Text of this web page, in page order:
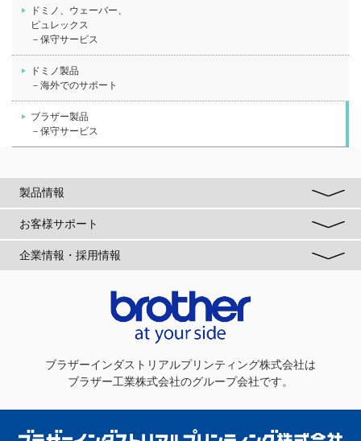
ドミノ、ウェーバー、
ピュレックス
－保守サービス
ドミノ製品
－海外でのサポート
ブラザー製品
－保守サービス
製品情報
お客様サポート
企業情報・採用情報
ブラザーインダストリアルプリンティング株式会社は
ブラザー工業株式会社のグループ会社です。